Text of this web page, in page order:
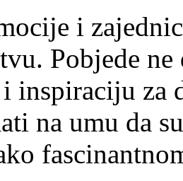
i
Pobjede ne
inspiraciju za
na umu da